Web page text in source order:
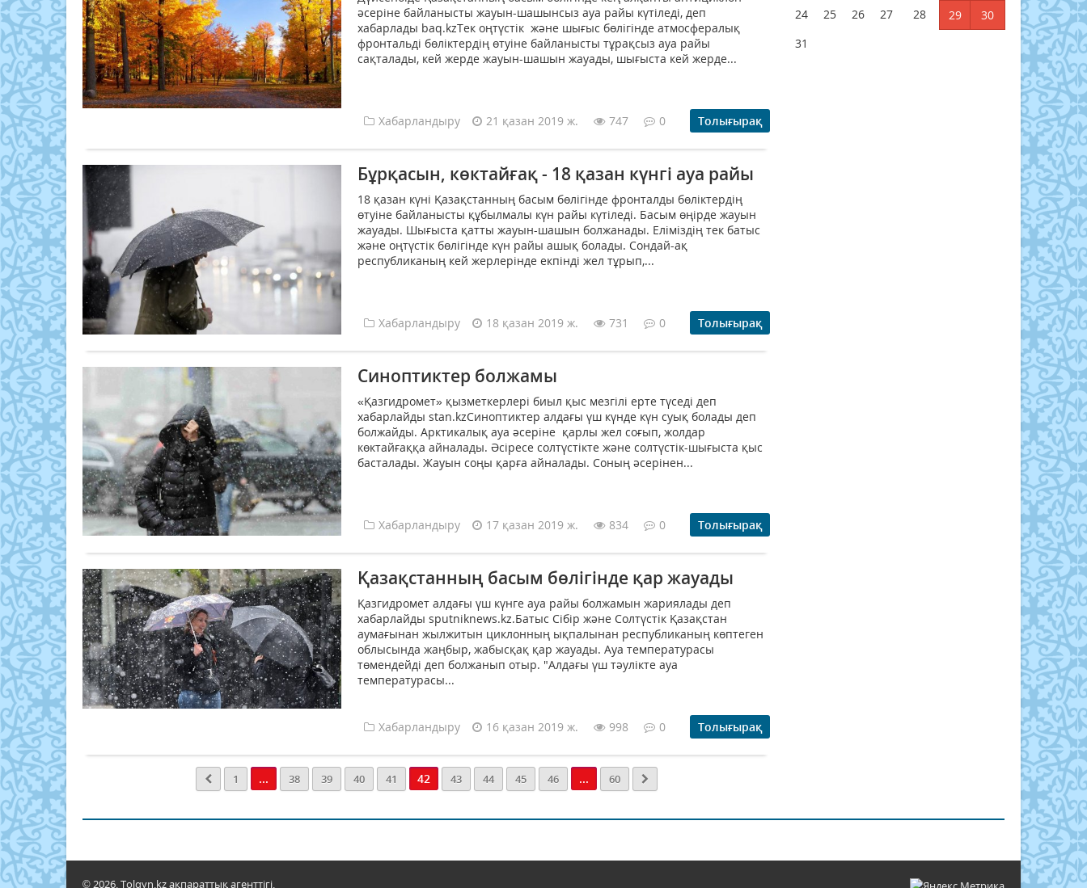
әсеріне байланысты жауын-шашынсыз ауа райы күтіледі, деп
хабарлады baq.kzТек оңтүстік және шығыс бөлігінде атмосфералық
фронтальді бөліктердің өтуіне байланысты тұрақсыз ауа райы
сақталады, кей жерде жауын-шашын жауады, шығыста кей жерде...
Хабарландыру 21 қазан 2019 ж. 747 0 Толығырақ
Бұрқасын, көктайғақ - 18 қазан күнгі ауа райы
18 қазан күні Қазақстанның басым бөлігінде фронталды бөліктердің
өтуіне байланысты құбылмалы күн райы күтіледі. Басым өңірде жауын
жауады. Шығыста қатты жауын-шашын болжанады. Еліміздің тек батыс
және оңтүстік бөлігінде күн райы ашық болады. Сондай-ақ
республиканың кей жерлерінде екпінді жел тұрып,...
Хабарландыру 18 қазан 2019 ж. 731 0 Толығырақ
Синоптиктер болжамы
«Қазгидромет» қызметкерлері биыл қыс мезгілі ерте түседі деп
хабарлайды stan.kzСиноптиктер алдағы үш күнде күн суық болады деп
болжайды. Арктикалық ауа әсеріне қарлы жел соғып, жолдар
көктайғаққа айналады. Әсіресе солтүстікте және солтүстік-шығыста қыс
басталады. Жауын соңы қарға айналады. Соның әсерінен...
Хабарландыру 17 қазан 2019 ж. 834 0 Толығырақ
Қазақстанның басым бөлігінде қар жауады
Қазгидромет алдағы үш күнге ауа райы болжамын жариялады деп
хабарлайды sputniknews.kz.Батыс Сібір және Солтүстік Қазақстан
аумағынан жылжитын циклонның ықпалынан республиканың көптеген
облысында жаңбыр, жабысқақ қар жауады. Ауа температурасы
төмендейді деп болжанып отыр. "Алдағы үш тәулікте ауа
температурасы...
Хабарландыру 16 қазан 2019 ж. 998 0 Толығырақ
1 ... 38 39 40 41 42 43 44 45 46 ... 60
24
25 26 27 28 29
30
31
© 2026. Tolqyn.kz ақпараттық агенттігі.